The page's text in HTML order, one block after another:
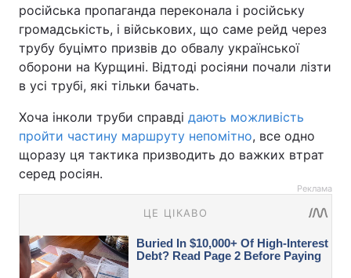
російська пропаганда переконала і російську
громадськість, і військових, що саме рейд через
трубу буцімто призвів до обвалу української
оборони на Курщині. Відтоді росіяни почали лізти
в усі трубі, які тільки бачать.
Хоча інколи труби справді дають можливість
пройти частину маршруту непомітно, все одно
щоразу ця тактика призводить до важких втрат
серед росіян.
Реклама